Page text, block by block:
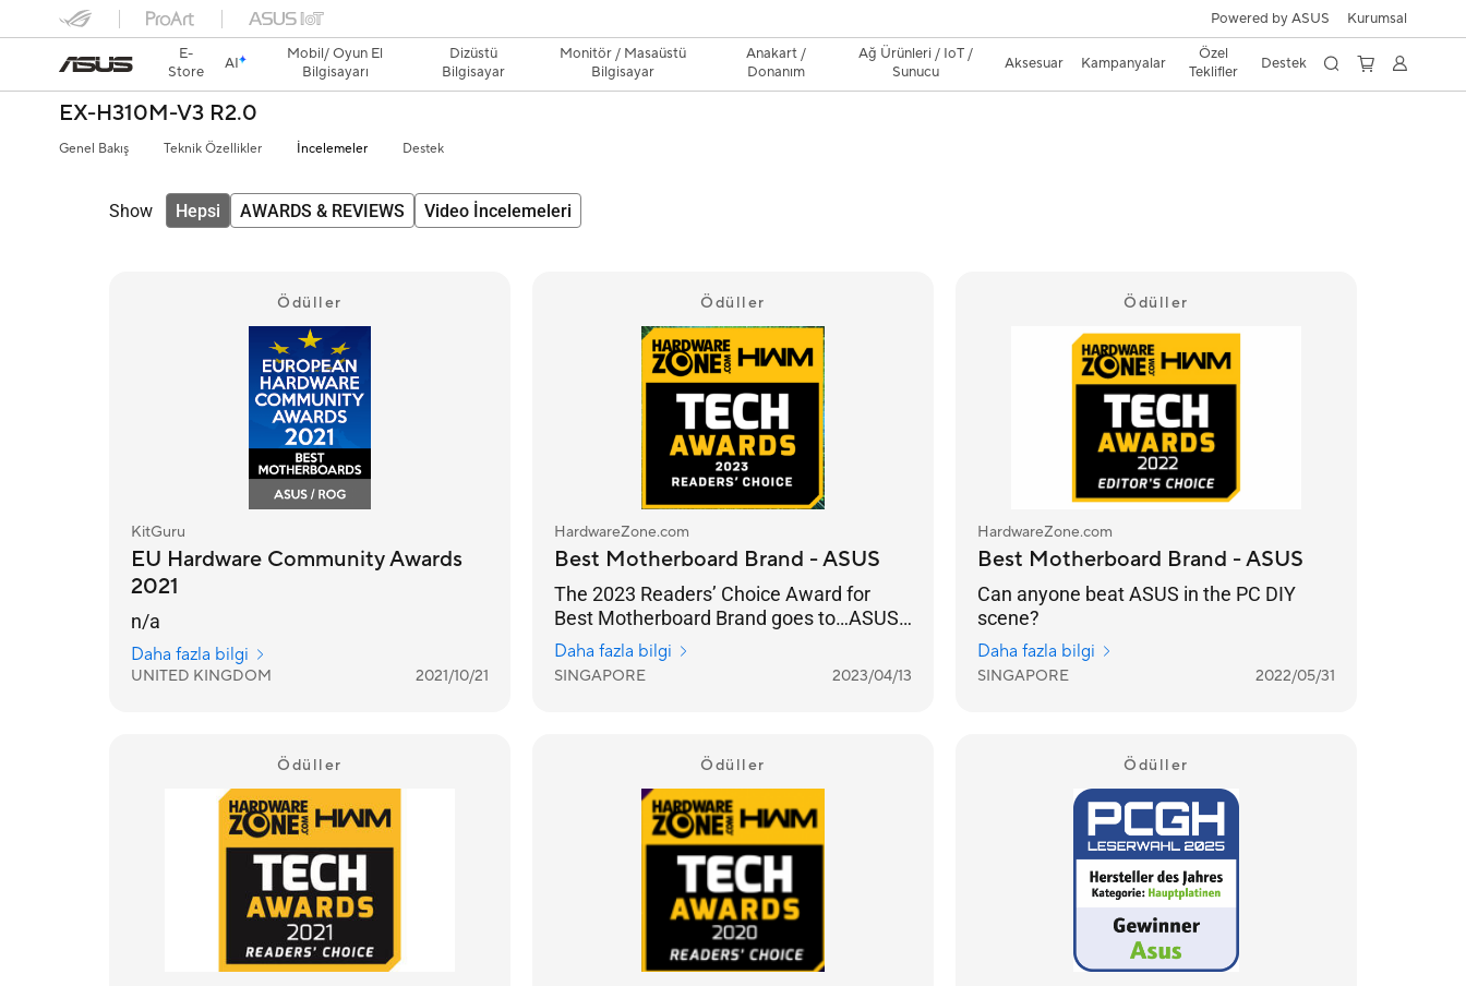
Powered by ASUS
Kurumsal
E-
Store
AI
Mobil/ Oyun El
Bilgisayarı
Dizüstü
Bilgisayar
Monitör / Masaüstü
Bilgisayar
Anakart /
Donanım
Ağ Ürünleri / IoT /
Sunucu
Aksesuar Kampanyalar
Özel
Teklifler
Destek
EX-H310M-V3 R2.0
Genel Bakış Teknik Özellikler İncelemeler Destek
Show Hepsi AWARDS & REVIEWS Video İncelemeleri
Ödüller
KitGuru
EU Hardware Community Awards
2021
n/a
Daha fazla bilgi
UNITED KINGDOM 2021/10/21
Ödüller
HardwareZone.com
Best Motherboard Brand - ASUS
The 2023 Readers’ Choice Award for
Best Motherboard Brand goes to…ASUS.
Not only has the brand been a favourite
of our readers year-on-year, but this
year’s results have been their highest in
Daha fazla bilgi
SINGAPORE 2023/04/13
Ödüller
HardwareZone.com
Best Motherboard Brand - ASUS
Can anyone beat ASUS in the PC DIY
scene?
Daha fazla bilgi
SINGAPORE 2022/05/31
Ödüller Ödüller Ödüller